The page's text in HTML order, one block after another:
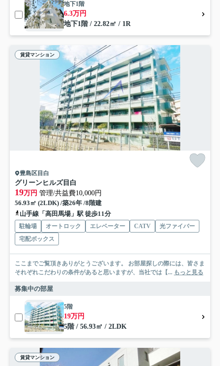
地下1階
6.3万円
地下1階 / 22.82㎡ / 1R
賃貸マンション
豊島区目白
グリーンヒルズ目白
19万円 管理/共益費10,000円
56.93㎡ (2LDK) /築26年 /8階建
山手線「高田馬場」駅 徒歩11分
駐輪場 オートロック エレベーター CATV
光ファイバー
宅配ボックス
ここまでご覧頂きありがとうございます。 お部屋探しの際には、皆さま
それぞれこだわりの条件があると思いますが、当社では【... もっと見る
募集中の部屋
5階
19万円
5階 / 56.93㎡ / 2LDK
賃貸マンション